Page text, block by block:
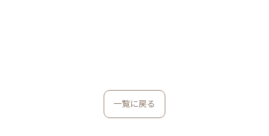
一覧に戻る